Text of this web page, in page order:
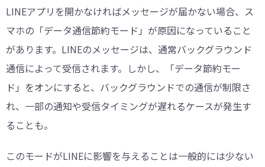
LINEアプリを開かなければメッセージが届かない場合、ス
マホの「データ通信節約モード」が原因になっていること
があります。LINEのメッセージは、通常バックグラウンド
通信によって受信されます。しかし、「データ節約モー
ド」をオンにすると、バックグラウンドでの通信が制限さ
れ、一部の通知や受信タイミングが遅れるケースが発生す
ることも。
このモードがLINEに影響を与えることは一般的には少ない